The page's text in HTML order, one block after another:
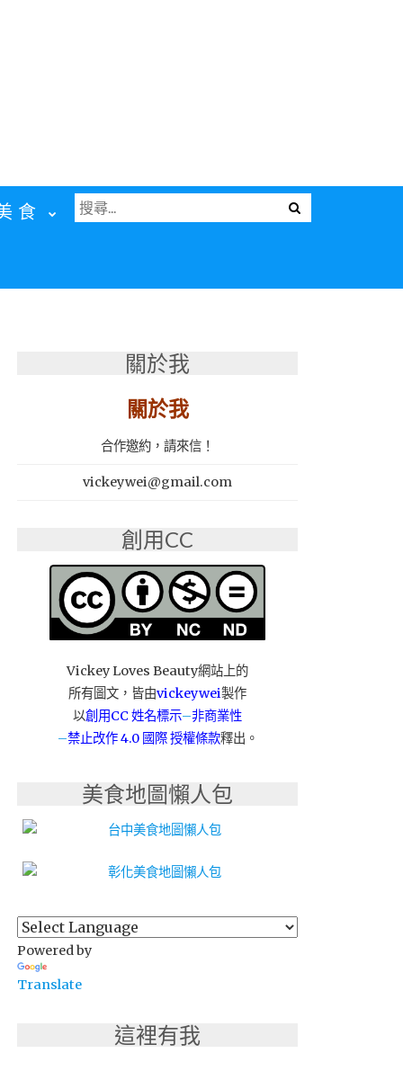
食
Menu
搜
尋
關於我
關於我
合作邀約，請來信！
vickeywei@gmail.com
創用CC
Vickey Loves Beauty網站上的
所有圖文，皆由vickeywei製作
以創用CC 姓名標示–非商業性
–禁止改作4.0 國際 授權條款釋出。
美食地圖懶人包
Powered by
Translate
這裡有我